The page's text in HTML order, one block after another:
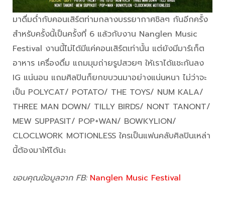
มาดื่มด่ำกับคอนเสิร์ตท่ามกลางบรรยากาศชิลๆ กันอีกครั้ง
สำหรับครั้งนี้เป็นครั้งที่ 6 แล้วกับงาน Nanglen Music
Festival งานนี้ไม่ได้มีแค่คอนเสิร์ตเท่านั้น แต่ยังมีมาร์เก็ต
อาหาร เครื่องดื่ม แถมมุมถ่ายรูปสวยๆ ให้เราได้แชะกันลง
IG แน่นอน แถมศิลปินก็ยกขบวนมาอย่างแน่นหนา ไม่ว่าจะ
เป็น POLYCAT/ POTATO/ THE TOYS/ NUM KALA/
THREE MAN DOWN/ TILLY BIRDS/ NONT TANONT/
MEW SUPPASIT/ POP+WAN/ BOWKYLION/
CLOCLWORK MOTIONLESS ใครเป็นแฟนคลับศิลปินเหล่า
นี้ต้องมาให้ได้นะ
ขอบคุณข้อมูลจาก FB: Nanglen Music Festival